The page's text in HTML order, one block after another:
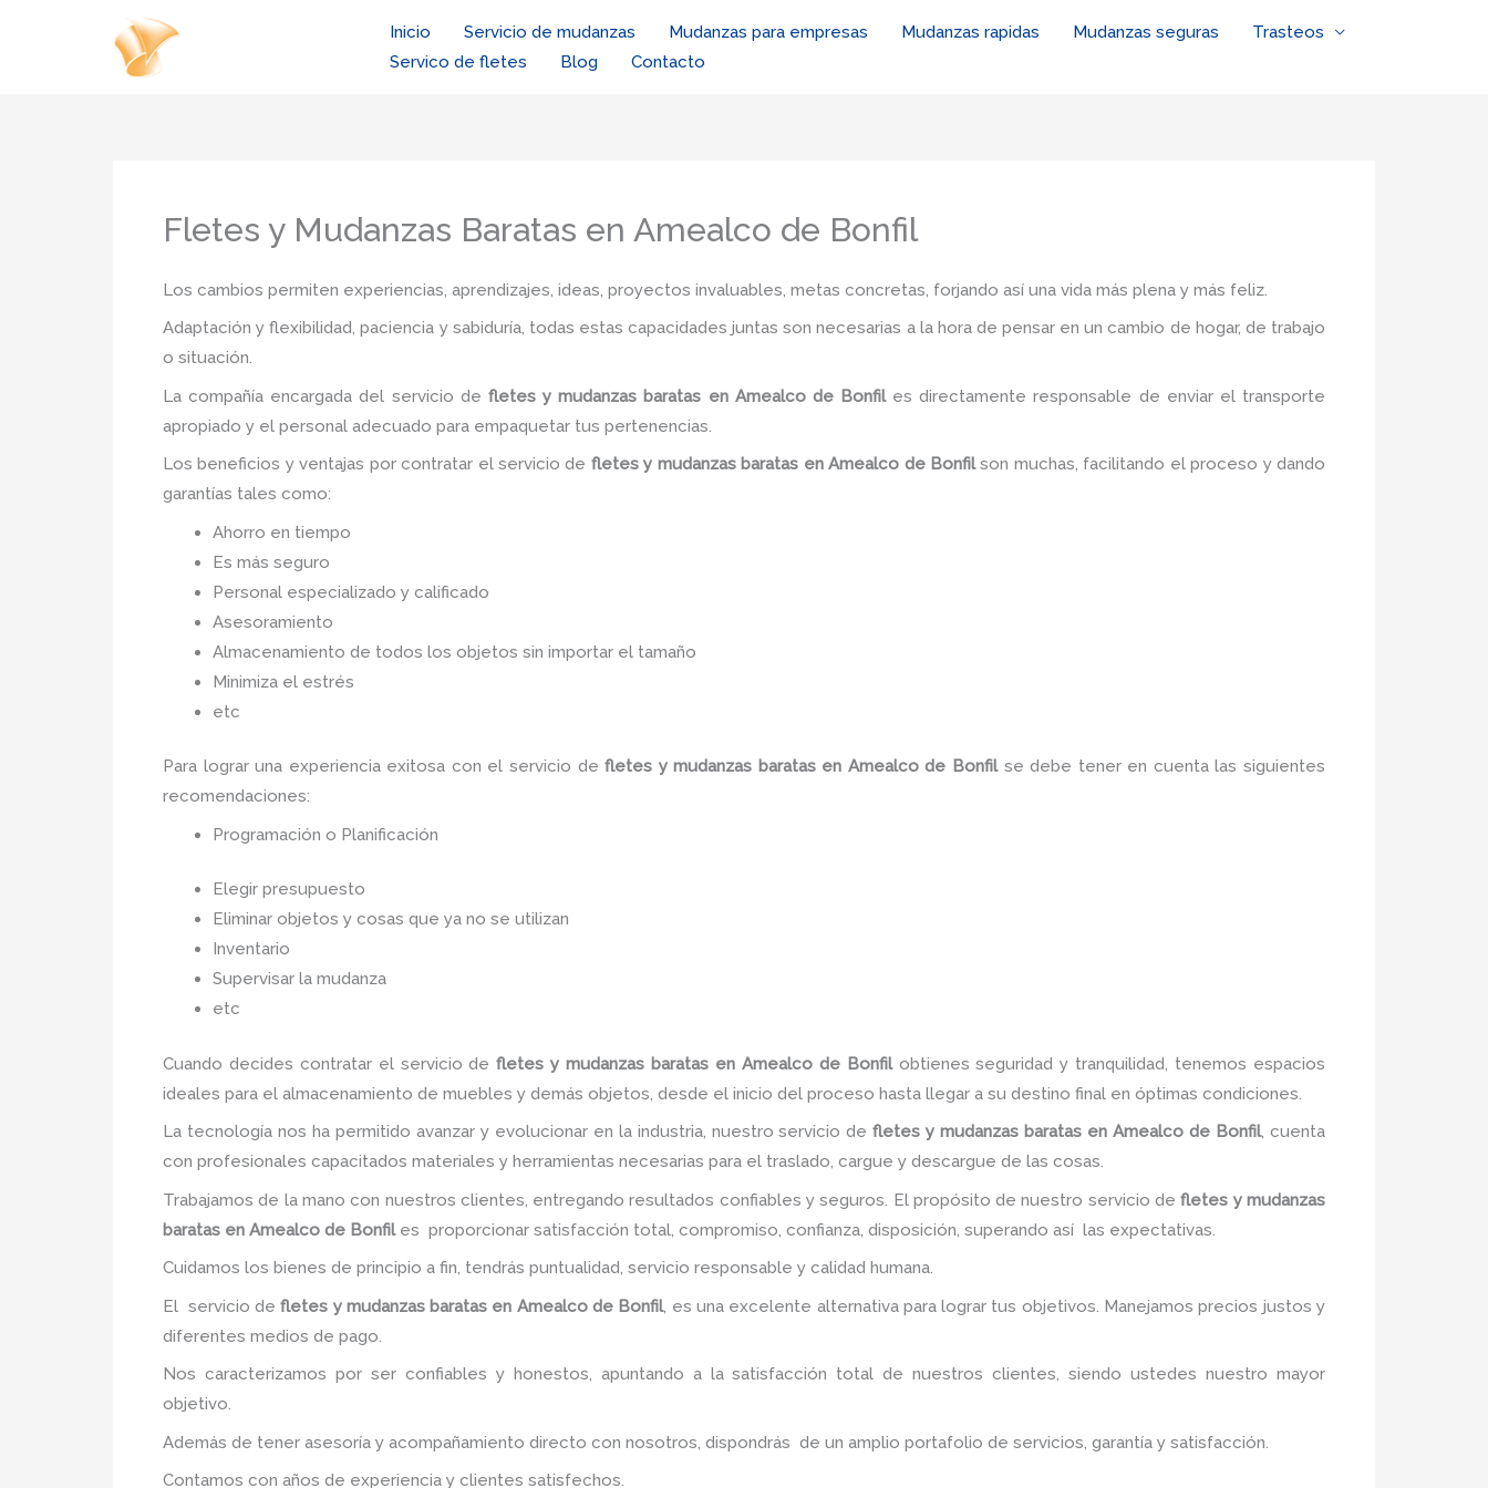
Inicio Servicio de mudanzas Mudanzas para empresas Mudanzas rapidas Mudanzas seguras
Trasteos
Servico de fletes
Blog Contacto
Fletes y Mudanzas Baratas en Amealco de Bonfil
Los cambios permiten experiencias, aprendizajes, ideas, proyectos invaluables, metas concretas, forjando así una vida más plena y más feliz.
Adaptación y flexibilidad, paciencia y sabiduría, todas estas capacidades juntas son necesarias a la hora de pensar en un cambio de hogar, de trabajo
o situación.
La compañía encargada del servicio de fletes y mudanzas baratas en Amealco de Bonfil es directamente responsable de enviar el transporte
apropiado y el personal adecuado para empaquetar tus pertenencias.
Los beneficios y ventajas por contratar el servicio de fletes y mudanzas baratas en Amealco de Bonfilson muchas, facilitando el proceso y dando
garantías tales como:
Ahorro en tiempo
Es más seguro
Personal especializado y calificado
Asesoramiento
Almacenamiento de todos los objetos sin importar el tamaño
Minimiza el estrés
etc
Para lograr una experiencia exitosa con el servicio de fletes y mudanzas baratas en Amealco de Bonfil se debe tener en cuenta las siguientes
recomendaciones:
Programación o Planificación
Elegir presupuesto
Eliminar objetos y cosas que ya no se utilizan
Inventario
Supervisar la mudanza
etc
Cuando decides contratar el servicio de fletes y mudanzas baratas en Amealco de Bonfil obtienes seguridad y tranquilidad, tenemos espacios
ideales para el almacenamiento de muebles y demás objetos, desde el inicio del proceso hasta llegar a su destino final en óptimas condiciones.
La tecnología nos ha permitido avanzar y evolucionar en la industria, nuestro servicio de fletes y mudanzas baratas en Amealco de Bonfil, cuenta
con profesionales capacitados materiales y herramientas necesarias para el traslado, cargue y descargue de las cosas.
Trabajamos de la mano con nuestros clientes, entregando resultados confiables y seguros. El propósito de nuestro servicio de fletes y mudanzas
baratas en Amealco de Bonfiles proporcionar satisfacción total, compromiso, confianza, disposición, superando así las expectativas.
Cuidamos los bienes de principio a fin, tendrás puntualidad, servicio responsable y calidad humana.
El servicio de fletes y mudanzas baratas en Amealco de Bonfil, es una excelente alternativa para lograr tus objetivos. Manejamos precios justos y
diferentes medios de pago.
Nos caracterizamos por ser confiables y honestos, apuntando a la satisfacción total de nuestros clientes, siendo ustedes nuestro mayor
objetivo.
Además de tener asesoría y acompañamiento directo con nosotros, dispondrás de un amplio portafolio de servicios, garantía y satisfacción.
Contamos con años de experiencia y clientes satisfechos.